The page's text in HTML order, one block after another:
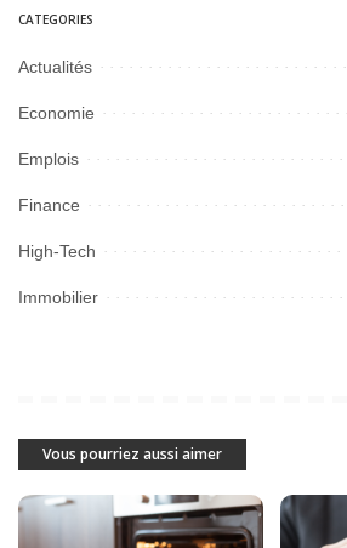
CATEGORIES
Actualités
Economie
Emplois
Finance
High-Tech
Immobilier
Vous pourriez aussi aimer